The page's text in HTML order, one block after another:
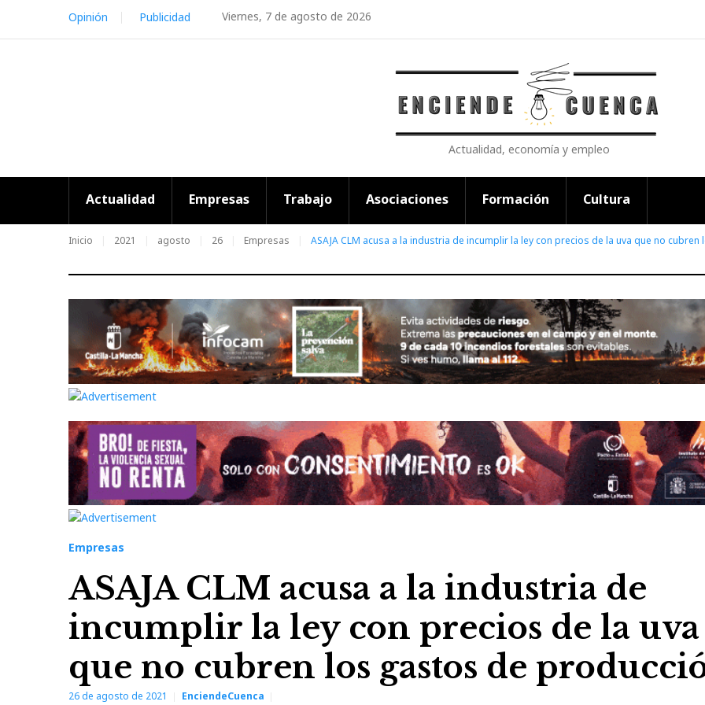
content
Viernes, 7 de agosto de 2026
Opinión Publicidad
Actualidad, economía y empleo
Actualidad Empresas Trabajo Asociaciones Formación Cultura
Inicio 2021 agosto 26 Empresas ASAJA CLM acusa a la industria de incumplir la ley con precios de la uva que no
Empresas
ASAJA CLM acusa a la industria de
incumplir la ley con precios de la uva
que no cubren los gastos de
26 de agosto de 2021 EnciendeCuenca